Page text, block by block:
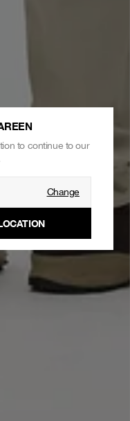
to continue to our
Change